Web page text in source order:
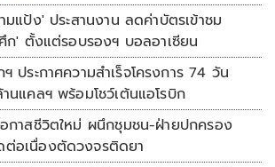
มแป้ง' ประสานงาน ลดค่าบัตรเข้าชม
ก' ตั้งแต่รอบรองฯ บอลอาเซียน
ประกาศความสำเร็จโครงการ 74 วัน
นแคลฯ พร้อมโชว์เต้นแอโรบิก
อกาสชีวิตใหม่ ผนึกชุมชน-ฝ่ายปกครอง
ต่อเนื่องตัดวงจรติดยา